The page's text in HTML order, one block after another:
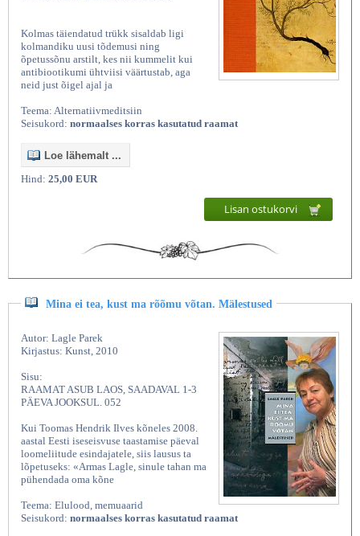
Kolmas täiendatud trükk sisaldab ligi
kolmandiku uusi tõdemusi ning
õpetussõnu arstilt, kes nii kummelit kui
antibiootikumi ühtviisi väärtustab, aga
neid just õigel ajal ja
Teema: Alternatiivmeditsiin
Seisukord: normaalses korras kasutatud raamat
Loe lähemalt ...
Hind: 25,00 EUR
Lisan ostukorvi
Mina ei tea, kust ma rõõmu võtan. Mälestused
Autor: Lagle Parek
Kirjastus: Kunst, 2010
Sisu:
RAAMAT ASUB LAOS, SAADAVAL 1-3
PÄEVA JOOKSUL. 052
Kui Toomas Hendrik Ilves kõneles 2008.
aastal Eesti iseseisvuse taastamise päeval
loomeliitude esindajatele, siis lausus ta
lõpetuseks: «Armas Lagle, sinule tahan ma
pühendada oma kõne
Teema: Elulood, memuaarid
Seisukord: normaalses korras kasutatud raamat